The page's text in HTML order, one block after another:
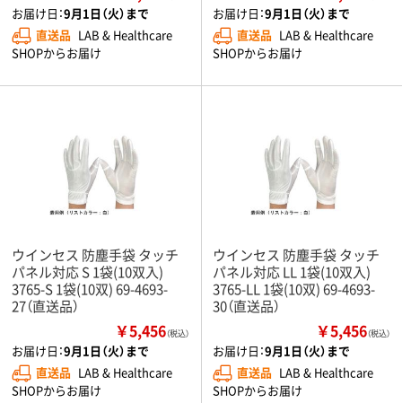
お届け日：9月1日（火）まで
直送品 LAB & Healthcare
SHOPからお届け
お届け日：9月1日（火）まで
直送品 LAB & Healthcare
SHOPからお届け
ウインセス 防塵手袋 タッチ
パネル対応 S 1袋(10双入)
3765-S 1袋(10双) 69-4693-
27（直送品）
￥5,456（税込）
お届け日：9月1日（火）まで
直送品 LAB & Healthcare
SHOPからお届け
ウインセス 防塵手袋 タッチ
パネル対応 LL 1袋(10双入)
3765-LL 1袋(10双) 69-4693-
30（直送品）
￥5,456（税込）
お届け日：9月1日（火）まで
直送品 LAB & Healthcare
SHOPからお届け